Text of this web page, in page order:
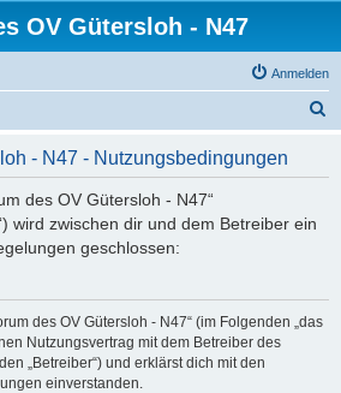
OV Gütersloh - N47
Anmelden
- N47 - Nutzungsbedingungen
des OV Gütersloh - N47“
wird zwischen dir und dem Betreiber ein
geschlossen:
des OV Gütersloh - N47“ (im Folgenden „das
Nutzungsvertrag mit dem Betreiber des
„Betreiber“) und erklärst dich mit den
einverstanden.